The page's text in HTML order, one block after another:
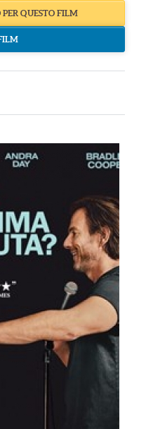
QUESTO FILM